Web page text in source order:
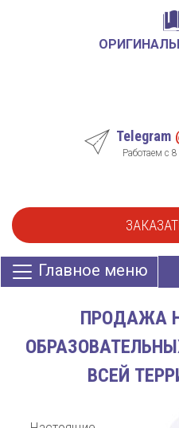
Telegram
Работаем с
Главное меню
ПРОДАЖА
ВСЕЙ